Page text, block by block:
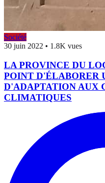
Société
30 juin 2022 • 1.8K vues
LA PROVINCE DU
POINT D'ÉLABORER
D'ADAPTATION AUX
CLIMATIQUES